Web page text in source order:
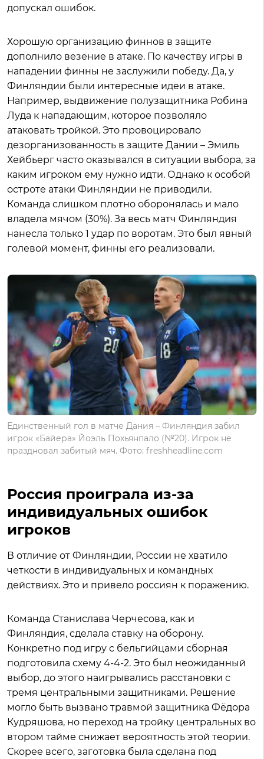
допускал ошибок.
Хорошую организацию финнов в защите
дополнило везение в атаке. По качеству игры в
нападении финны не заслужили победу. Да, у
Финляндии были интересные идеи в атаке.
Например, выдвижение полузащитника Робина
Луда к нападающим, которое позволяло
атаковать тройкой. Это провоцировало
дезорганизованность в защите Дании – Эмиль
Хейбьерг часто оказывался в ситуации выбора, за
каким игроком ему нужно идти. Однако к особой
остроте атаки Финляндии не приводили.
Команда слишком плотно оборонялась и мало
владела мячом (30%). За весь матч Финляндия
нанесла только 1 удар по воротам. Это был явный
голевой момент, финны его реализовали.
Единственный гол в матче Дания – Финляндия забил
игрок «Байера» Йоэль Похьянпало (№20). Игрок не
праздновал забитый мяч. Фото: freshheadline.com
Россия проиграла из-за
индивидуальных ошибок
игроков
В отличие от Финляндии, России не хватило
четкости в индивидуальных и командных
действиях. Это и привело россиян к поражению.
Команда Станислава Черчесова, как и
Финляндия, сделала ставку на оборону.
Конкретно под игру с бельгийцами сборная
подготовила схему 4-4-2. Это был неожиданный
выбор, до этого наигрывались расстановки с
тремя центральными защитниками. Решение
могло быть вызвано травмой защитника Фёдора
Кудряшова, но переход на тройку центральных во
втором тайме снижает вероятность этой теории.
Скорее всего, заготовка была сделана под